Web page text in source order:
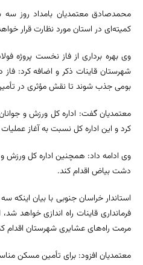
محمدصادق معتمدیان بامداد روز
کمیته‌ای در استان مورد نظارت قرار
وی بهره برداری از فاز نخست پروژه
شهرستان قاینات ذکر و اضافه کرد: فاز
بومی جذب شوند تا نقش مؤثری در
معتمدیان گفت: اداره کل ورزش و
کرد و این اداره کل نسبت به آغاز
وی ادامه داد: همچنین اداره کل
دشت بیاض اقدام کند.
استاندار خراسان جنوبی با بیان
فرمانداری قاینات راه اندازی خواهد
مرمت راه‌های عشایری شهرستان اقدام
معتمدیان افزود: برای تأمین مسکن